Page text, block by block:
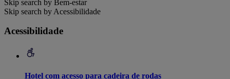
Skip search by Bem-estar
Skip search by Acessibilidade
Acessibilidade
Hotel com acesso para cadeira de rodas